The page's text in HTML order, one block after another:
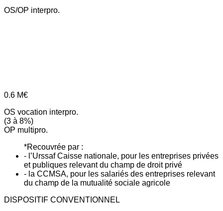
OS/OP interpro.
0.6 M€
OS vocation interpro.
(3 à 8%)
OP multipro.
*Recouvrée par :
- l’Urssaf Caisse nationale, pour les entreprises privées
et publiques relevant du champ de droit privé
- la CCMSA, pour les salariés des entreprises relevant
du champ de la mutualité sociale agricole
DISPOSITIF CONVENTIONNEL